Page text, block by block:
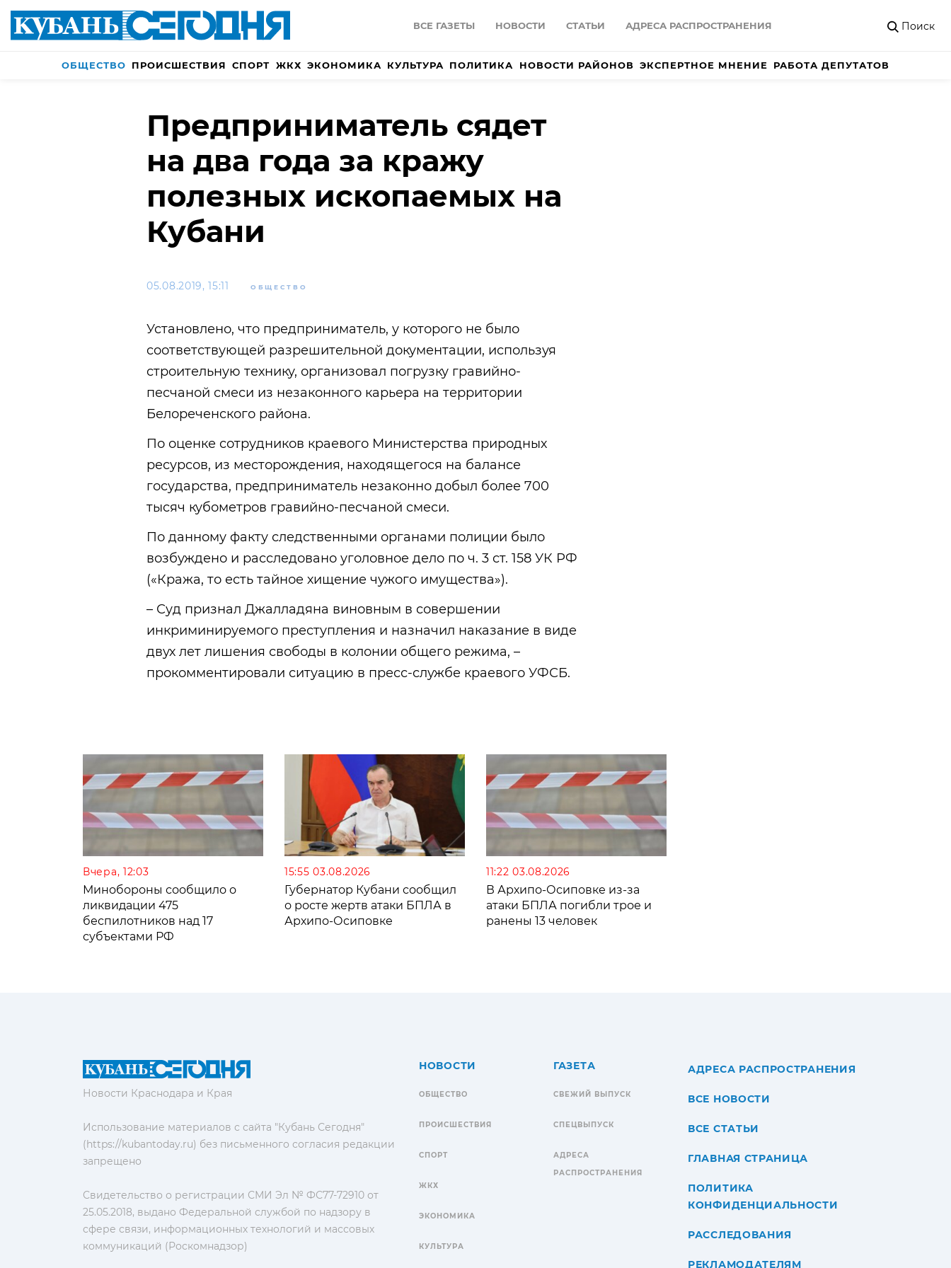
ВСЕ ГАЗЕТЫ НОВОСТИ СТАТЬИ АДРЕСА РАСПРОСТРАНЕНИЯ Поиск
ОБЩЕСТВО ПРОИСШЕСТВИЯ СПОРТ ЖКХ ЭКОНОМИКА КУЛЬТУРА ПОЛИТИКА НОВОСТИ РАЙОНОВ ЭКСПЕРТНОЕ МНЕНИЕ РАБОТА ДЕПУТАТОВ
Предприниматель сядет
на два года за кражу
полезных ископаемых на
Кубани
05.08.2019, 15:11 ОБЩЕСТВО
Установлено, что предприниматель, у которого не было
соответствующей разрешительной документации, используя
строительную технику, организовал погрузку гравийно-
песчаной смеси из незаконного карьера на территории
Белореченского района.
По оценке сотрудников краевого Министерства природных
ресурсов, из месторождения, находящегося на балансе
государства, предприниматель незаконно добыл более 700
тысяч кубометров гравийно-песчаной смеси.
По данному факту следственными органами полиции было
возбуждено и расследовано уголовное дело по ч. 3 ст. 158 УК РФ
(«Кража, то есть тайное хищение чужого имущества»).
– Суд признал Джалладяна виновным в совершении
инкриминируемого преступления и назначил наказание в виде
двух лет лишения свободы в колонии общего режима, –
прокомментировали ситуацию в пресс-службе краевого УФСБ.
Вчера, 12:03
Минобороны сообщило о
ликвидации 475
беспилотников над 17
субъектами РФ
15:55 03.08.2026
Губернатор Кубани сообщил
о росте жертв атаки БПЛА в
Архипо-Осиповке
11:22 03.08.2026
В Архипо-Осиповке из-за
атаки БПЛА погибли трое и
ранены 13 человек
Новости Краснодара и Края
Использование материалов с сайта "Кубань Сегодня"
(https://kubantoday.ru) без письменного согласия редакции
запрещено
Свидетельство о регистрации СМИ Эл № ФС77-72910 от
25.05.2018, выдано Федеральной службой по надзору в
сфере связи, информационных технологий и массовых
коммуникаций (Роскомнадзор)
НОВОСТИ
ОБЩЕСТВО
ПРОИСШЕСТВИЯ
СПОРТ
ЖКХ
ЭКОНОМИКА
КУЛЬТУРА
ГАЗЕТА
СВЕЖИЙ ВЫПУСК
СПЕЦВЫПУСК
АДРЕСА
РАСПРОСТРАНЕНИЯ
АДРЕСА РАСПРОСТРАНЕНИЯ
ВСЕ НОВОСТИ
ВСЕ СТАТЬИ
ГЛАВНАЯ СТРАНИЦА
ПОЛИТИКА
КОНФИДЕНЦИАЛЬНОСТИ
РАССЛЕДОВАНИЯ
РЕКЛАМОДАТЕЛЯМ